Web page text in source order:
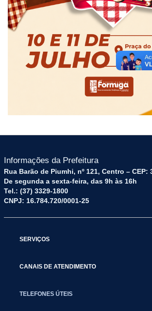
Informações da Prefeitura
Rua Barão de Piumhi, nº 121, Centro – CEP:
De segunda a sexta-feira, das 9h às 16h
Tel.: (37) 3329-1800
CNPJ: 16.784.720/0001-25
SERVIÇOS
CANAIS DE ATENDIMENTO
TELEFONES ÚTEIS